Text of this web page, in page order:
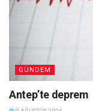
GÜNDEM
Antep’te deprem